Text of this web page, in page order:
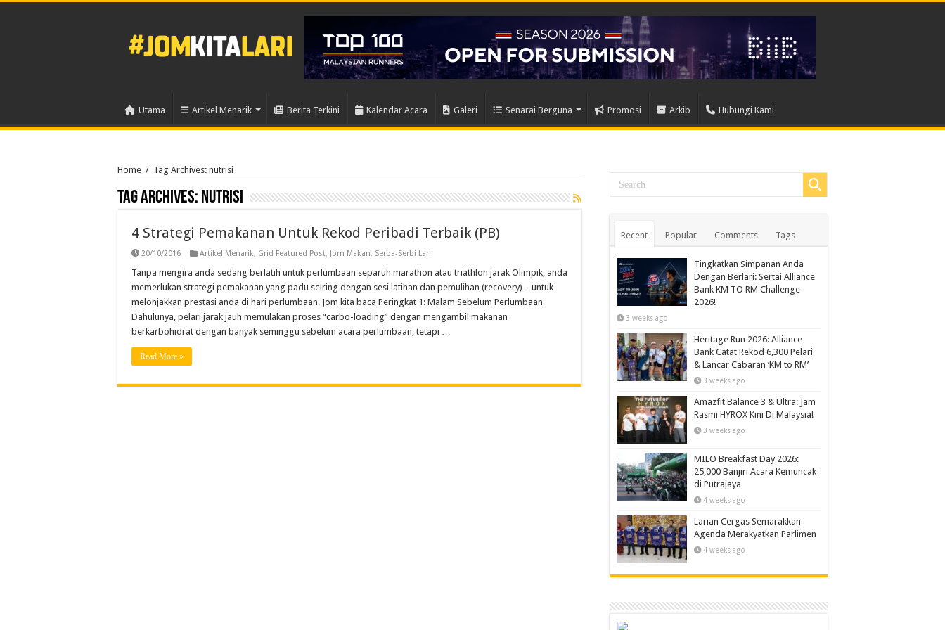
Utama Artikel Menarik Berita Terkini Kalendar Acara Galeri Senarai Berguna Promosi Arkib Hubungi Kami
Home / Tag Archives: nutrisi
Tag Archives: nutrisi
4 Strategi Pemakanan Untuk Rekod Peribadi Terbaik (PB)
20/10/2016 Artikel Menarik, Grid Featured Post, Jom Makan, Serba-Serbi Lari
Tanpa mengira anda sedang berlatih untuk perlumbaan separuh marathon atau triathlon jarak Olimpik, anda
memerlukan strategi pemakanan yang padu seiring dengan sesi latihan dan pemulihan (recovery) – untuk
melonjakkan prestasi anda di hari perlumbaan. Jom kita baca Peringkat 1: Malam Sebelum Perlumbaan
Dahulunya, pelari jarak jauh memulakan proses “carbo-loading” dengan mengambil makanan
berkarbohidrat dengan banyak seminggu sebelum acara perlumbaan, tetapi …
Read More »
Recent Popular Comments Tags
Tingkatkan Simpanan Anda
Dengan Berlari: Sertai Alliance
Bank KM TO RM Challenge
2026!
3 weeks ago
Heritage Run 2026: Alliance
Bank Catat Rekod 6,300 Pelari
& Lancar Cabaran ‘KM to RM’
3 weeks ago
Amazfit Balance 3 & Ultra: Jam
Rasmi HYROX Kini Di Malaysia!
3 weeks ago
MILO Breakfast Day 2026:
25,000 Banjiri Acara Kemuncak
di Putrajaya
4 weeks ago
Larian Cergas Semarakkan
Agenda Merakyatkan Parlimen
4 weeks ago